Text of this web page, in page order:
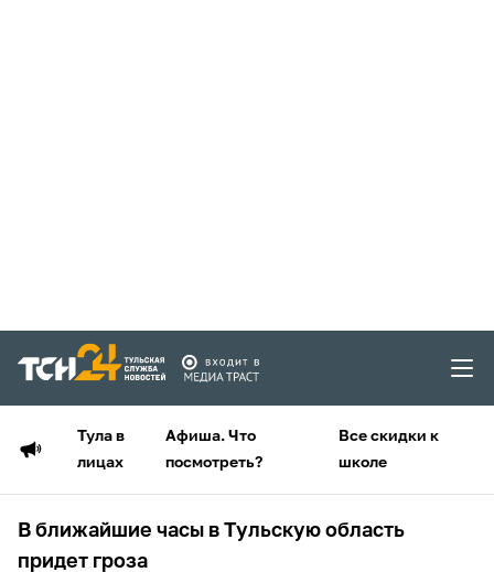
Тула в
лицах
Афиша. Что
посмотреть?
Все скидки к
школе
В ближайшие часы в Тульскую область
придет гроза